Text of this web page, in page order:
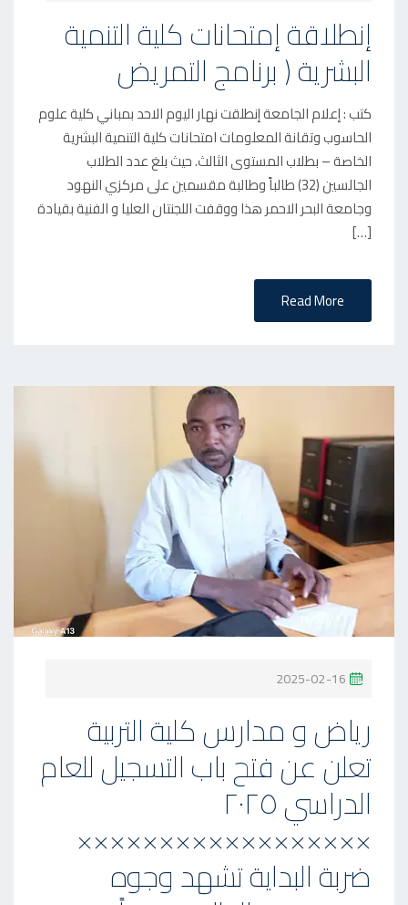
S
T
E
D
O
N
إنطلاقة إمتحانات كلية التنمية
البشرية ( برنامج التمريض
كتب : إعلام الجامعة إنطلقت نهار اليوم الاحد بمباني كلية علوم
الحاسوب وتقانة المعلومات امتحانات كلية التنمية البشرية
الخاصة – بطلاب المستوى الثالث. حيث بلغ عدد الطلاب
الجالسين (32) طالباً وطالبة مقسمين على مركزي النهود
وجامعة البحر الاحمر هذا ووقفت اللجنتان العليا و الفنية بقيادة
[…]
Read More
P
S
T
E
D
N
2025-02-16
رياض و مدارس كلية التربية
تعلن عن فتح باب التسجيل للعام
الدراسي ٢٠٢٥
××××××××××××××××××
ضربة البداية تشهد وجوه